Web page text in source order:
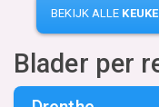
BEKIJK ALLE
Blader per